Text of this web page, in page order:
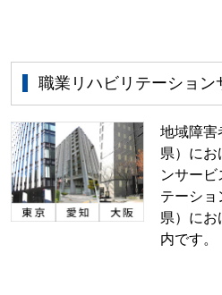
職業リハビリテーション
地域障害
県）にお
ンサービ
テーショ
県）にお
内です。